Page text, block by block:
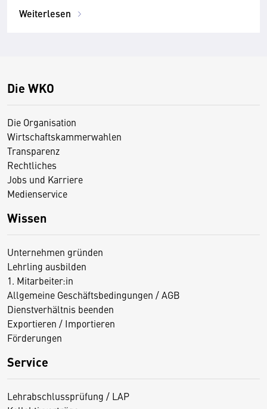
Weiterlesen
Die WKO
Die Organisation
Wirtschaftskammerwahlen
Transparenz
Rechtliches
Jobs und Karriere
Medienservice
Wissen
Unternehmen gründen
Lehrling ausbilden
1. Mitarbeiter:in
Allgemeine Geschäftsbedingungen / AGB
Dienstverhältnis beenden
Exportieren / Importieren
Förderungen
Service
Lehrabschlussprüfung / LAP